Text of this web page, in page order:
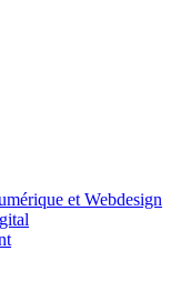
et Webdesign